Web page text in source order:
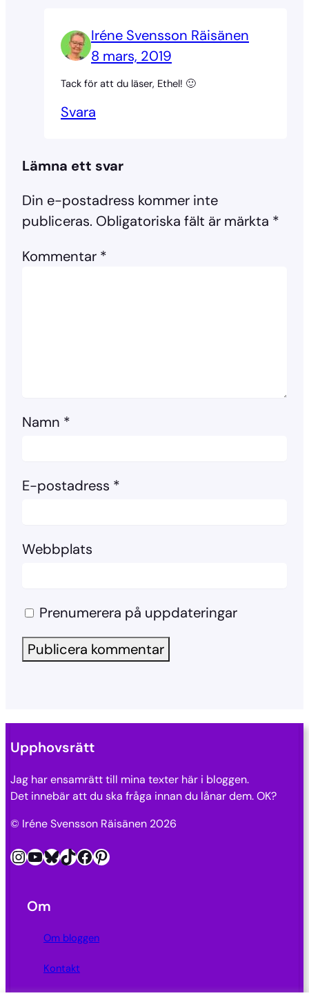
Iréne Svensson Räisänen
8 mars, 2019
Tack för att du läser, Ethel! 🙂
Svara
Lämna ett svar
Din e-postadress kommer inte
publiceras. Obligatoriska fält är märkta *
Kommentar *
Namn *
E-postadress *
Webbplats
Prenumerera på uppdateringar
Upphovsrätt
Jag har ensamrätt till mina texter här i bloggen.
Det innebär att du ska fråga innan du lånar dem. OK?
© Iréne Svensson Räisänen 2026
InstagramYouTube Bluesky TikTok Facebook Pinterest
Om
Om bloggen
Kontakt